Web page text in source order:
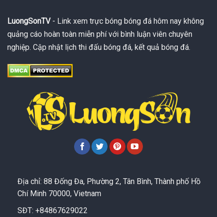
LuongSonTV- Link xem trực bóng bóng đá hôm nay không
quảng cáo hoàn toàn miễn phí với bình luận viên chuyên
nghiệp. Cập nhật lịch thi đấu bóng đá, kết quả bóng đá.
Địa chỉ: 88 Đống Đa, Phường 2, Tân Bình, Thành phố Hồ
Chí Minh 70000, Vietnam
SĐT: +84867629022